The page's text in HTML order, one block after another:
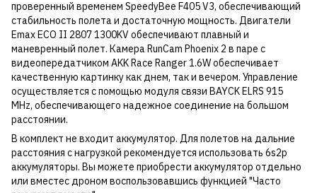
проверенный временем SpeedyBee F405 V3, обеспечивающий
стабильность полета и достаточную мощность. Двигатели
Emax ECO II 2807 1300KV обеспечивают плавный и
маневренный полет. Камера RunCam Phoenix 2 в паре с
видеопередатчиком AKK Race Ranger 1.6W обеспечивает
качественную картинку как днем, так и вечером. Управление
осуществляется с помощью модуля связи BAYCK ELRS 915
MHz, обеспечивающего надежное соединение на большом
расстоянии.
В комплект не входит аккумулятор. Для полетов на дальние
расстояния с нагрузкой рекомендуется использовать 6s2p
аккумуляторы. Вы можете приобрести аккумулятор отдельно
или вместес дроном воспользовавшись функцией "Часто